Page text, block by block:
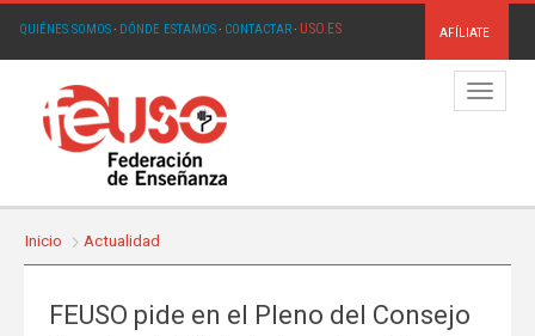
QUIÉNES SOMOS· DÓNDE ESTAMOS· CONTACTAR· USO.ES AFÍLIATE
Menú
Inicio Actualidad
FEUSO pide en el Pleno del Consejo